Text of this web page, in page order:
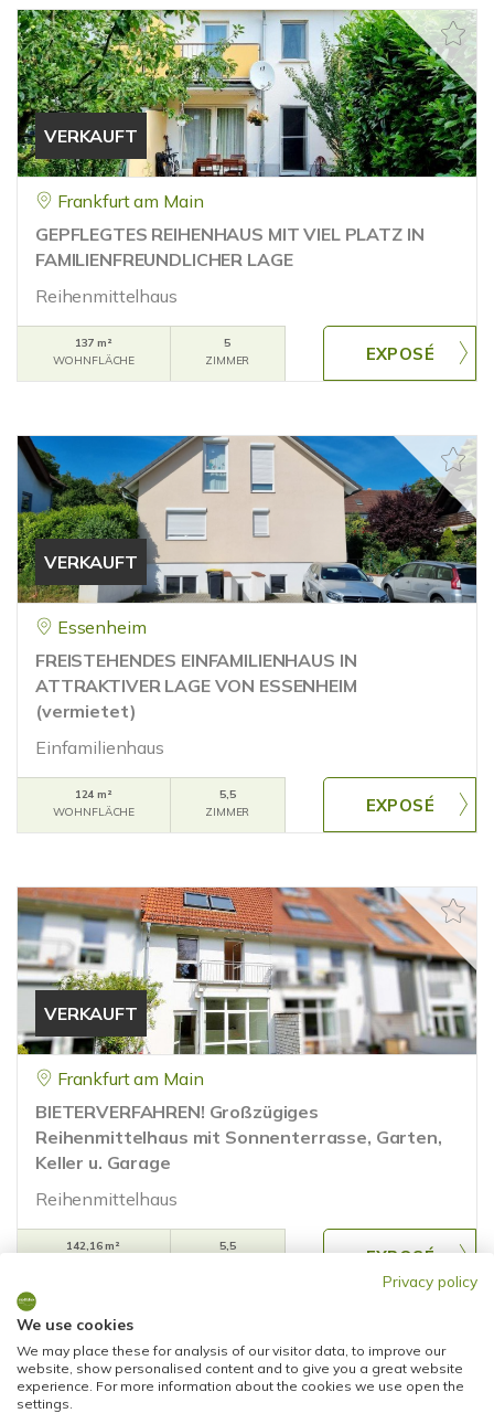
VERKAUFT
Frankfurt am Main
GEPFLEGTES REIHENHAUS MIT VIEL PLATZ IN
FAMILIENFREUNDLICHER LAGE
Reihenmittelhaus
137 m²
WOHNFLÄCHE
5
ZIMMER
VERKAUFT
Essenheim
FREISTEHENDES EINFAMILIENHAUS IN
ATTRAKTIVER LAGE VON ESSENHEIM
(vermietet)
Einfamilienhaus
124 m²
WOHNFLÄCHE
5,5
ZIMMER
VERKAUFT
Frankfurt am Main
BIETERVERFAHREN! Großzügiges
Reihenmittelhaus mit Sonnenterrasse, Garten,
Keller u. Garage
Reihenmittelhaus
142,16 m²
5,5
Privacy policy
We use cookies
We may place these for analysis of our visitor data, to improve our
website, show personalised content and to give you a great website
experience. For more information about the cookies we use open the
settings.